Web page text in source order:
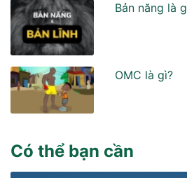
Bản năng là
OMC là gì?
Có thể bạn cần